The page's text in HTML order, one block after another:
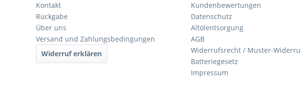
Kontakt
Rückgabe
Über uns
Versand und Zahlungsbedingungen
Widerruf erklären
Kundenbewertungen
Datenschutz
Altölentsorgung
AGB
Widerrufsrecht / Muster-
Batteriegesetz
Impressum